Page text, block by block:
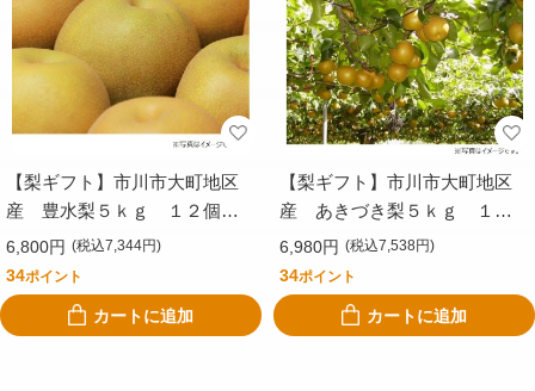
【梨ギフト】市川市大町地区
産 豊水梨５ｋｇ １２個
入 ＣＩＨ５－１２
6,800円 (税込7,344円)
34ポイント
カートに追加
【梨ギフト】市川市大町地区
産 あきづき梨５ｋｇ １０
～１４個入 ＣＩＡ５－１０
－１４
6,980円 (税込7,538円)
34ポイント
カートに追加